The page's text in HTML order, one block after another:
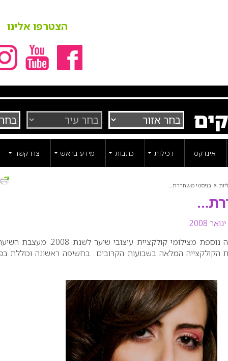
הצטרפו אלינו
אינדקס רכילות כתבות מידע בראש צרו קשר
» בניסטי משחררת…
בניסטי משחררת… טעימה נוספת מצילומי קולקציית עיצובי שיער
הקולקצייה המלאה בשבועות הקרובים בחשיפה ראשונה וכוללת